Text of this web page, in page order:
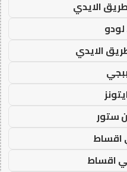
الايدي
الايدي
ستور
اقساط
اقساط